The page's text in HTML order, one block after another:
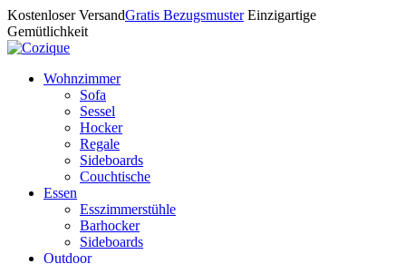
Kostenloser VersandGratis Bezugsmuster Einzigartige
Gemütlichkeit
Wohnzimmer
Sofa
Sessel
Hocker
Regale
Sideboards
Couchtische
Essen
Esszimmerstühle
Barhocker
Sideboards
Outdoor